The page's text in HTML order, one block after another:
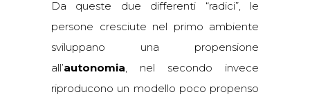
Da queste due differenti “radici”, le
persone cresciute nel primo ambiente
sviluppano una propensione
all’autonomia, nel secondo invece
riproducono un modello poco propenso